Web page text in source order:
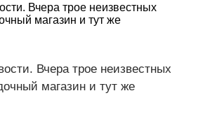
Вчера трое неизвестных
магазин и тут же
Вчера трое неизвестных
магазин и тут же